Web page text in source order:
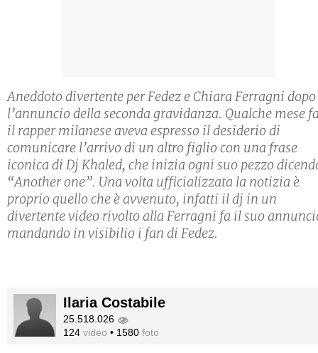
Aneddoto divertente per Fedez e Chiara Ferragni dopo
l’annuncio della seconda gravidanza. Qualche mese
il rapper milanese aveva espresso il desiderio di
comunicare l’arrivo di un altro figlio con una frase
iconica di Dj Khaled, che inizia ogni suo pezzo
“Another one”. Una volta ufficializzata la notizia è
proprio quello che è avvenuto, infatti il dj in un
divertente video rivolto alla Ferragni fa il suo
mandando in visibilio i fan di Fedez.
Ilaria Costabile
25.518.026
124 video • 1580 foto